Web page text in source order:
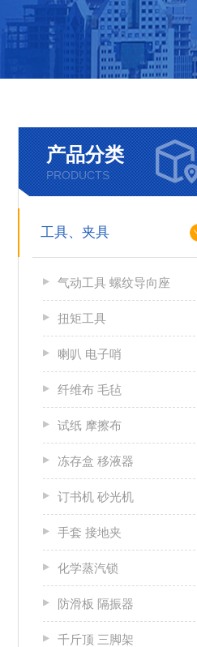
产品分类
PRODUCTS
工具、夹具
气动工具 螺纹导向座
扭矩工具
喇叭 电子哨
纤维布 毛毡
试纸 摩擦布
冻存盒 移液器
订书机 砂光机
手套 接地夹
化学蒸汽锁
防滑板 隔振器
千斤顶 三脚架